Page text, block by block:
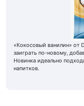
«Кокосовый ванилин» от
заиграть по-новому,
Новинка идеально
напитков.